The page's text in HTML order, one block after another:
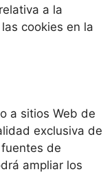
a la
cookies en la
a sitios Web de
exclusiva de
de
ampliar los